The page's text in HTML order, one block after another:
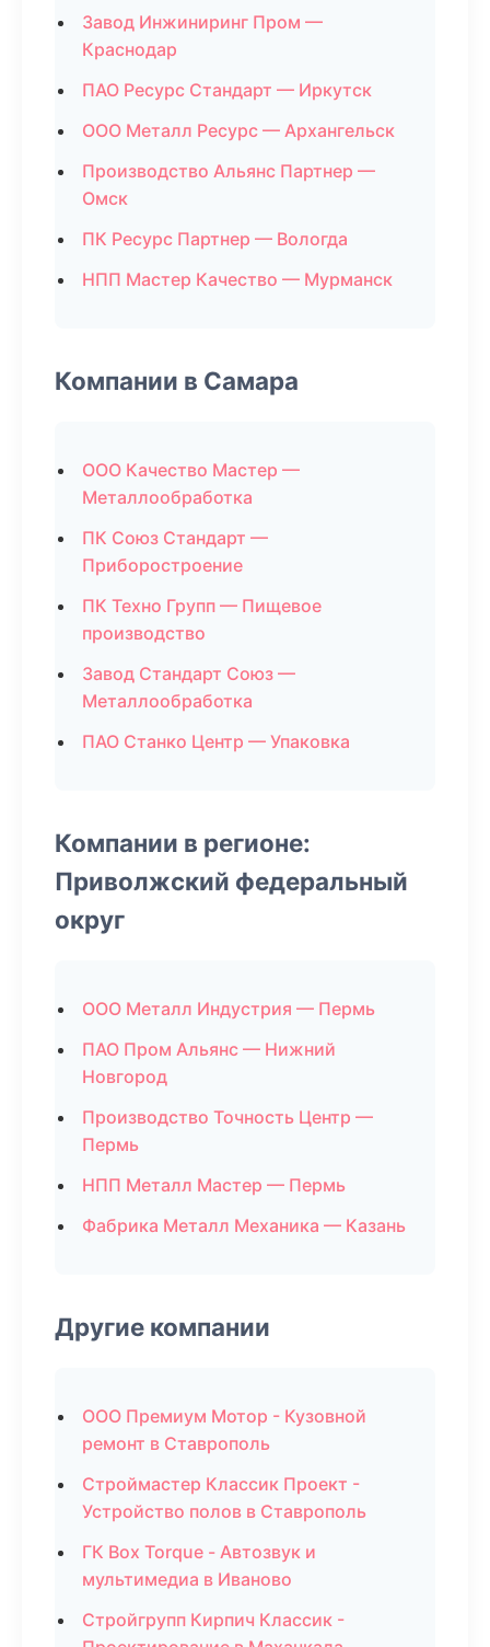
Завод Инжиниринг Пром —
Краснодар
ПАО Ресурс Стандарт — Иркутск
ООО Металл Ресурс — Архангельск
Производство Альянс Партнер —
Омск
ПК Ресурс Партнер — Вологда
НПП Мастер Качество — Мурманск
Компании в Самара
ООО Качество Мастер —
Металлообработка
ПК Союз Стандарт —
Приборостроение
ПК Техно Групп — Пищевое
производство
Завод Стандарт Союз —
Металлообработка
ПАО Станко Центр — Упаковка
Компании в регионе:
Приволжский федеральный
округ
ООО Металл Индустрия — Пермь
ПАО Пром Альянс — Нижний
Новгород
Производство Точность Центр —
Пермь
НПП Металл Мастер — Пермь
Фабрика Металл Механика — Казань
Другие компании
ООО Премиум Мотор - Кузовной
ремонт в Ставрополь
Строймастер Классик Проект -
Устройство полов в Ставрополь
ГК Box Torque - Автозвук и
мультимедиа в Иваново
Стройгрупп Кирпич Классик -